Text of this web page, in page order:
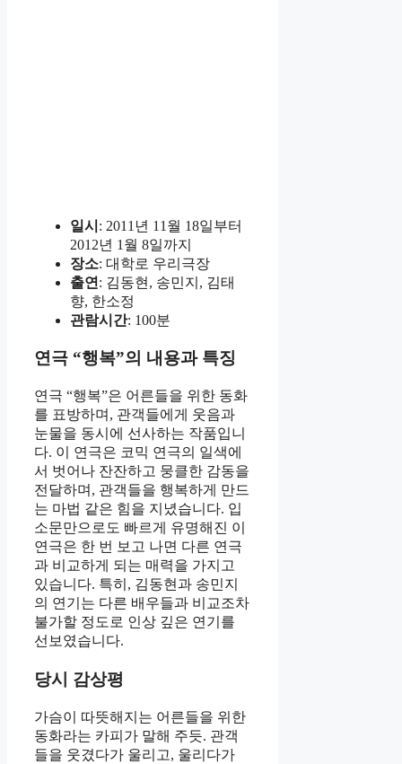
일시 : 2011년 11월 18일부터
2012년 1월 8일까지
장소: 대학로 우리극장
출연 : 김동현, 송민지, 김태
향, 한소정
관람시간: 100분
연극 “행복”의 내용과 특징
연극 “행복”은 어른들을 위한 동화
를 표방하며, 관객들에게 웃음과
눈물을 동시에 선사하는 작품입니
다. 이 연극은 코믹 연극의 일색에
서 벗어나 잔잔하고 뭉클한 감동을
전달하며, 관객들을 행복하게 만드
는 마법 같은 힘을 지녔습니다. 입
소문만으로도 빠르게 유명해진 이
연극은 한 번 보고 나면 다른 연극
과 비교하게 되는 매력을 가지고
있습니다. 특히, 김동현과 송민지
의 연기는 다른 배우들과 비교조차
불가할 정도로 인상 깊은 연기를
선보였습니다.
당시 감상평
가슴이 따뜻해지는 어른들을 위한
동화라는 카피가 말해 주듯. 관객
들을 웃겼다가 울리고, 울리다가